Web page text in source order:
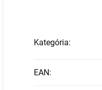
Kategória:
EAN: